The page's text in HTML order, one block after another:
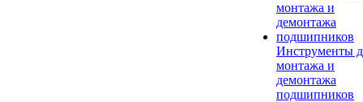
Инструменты
монтажа и
демонтажа
подшипников